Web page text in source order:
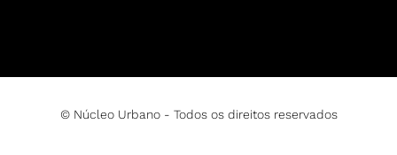
© Núcleo Urbano - Todos os direitos reservados